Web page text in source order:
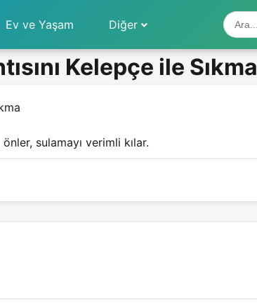
Ev ve Yaşam Diğer
Kelepçe ile Sıkma
sulamayı verimli kılar.